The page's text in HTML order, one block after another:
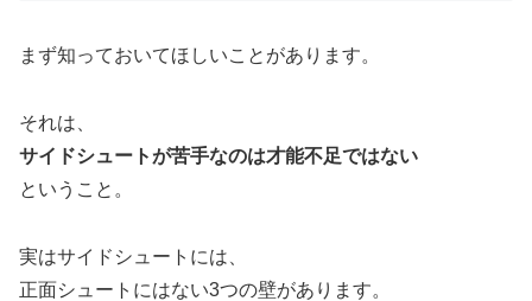
まず知っておいてほしいことがあります。
それは、
サイドシュートが苦手なのは才能不足ではない
ということ。
実はサイドシュートには、
正面シュートにはない3つの壁があります。